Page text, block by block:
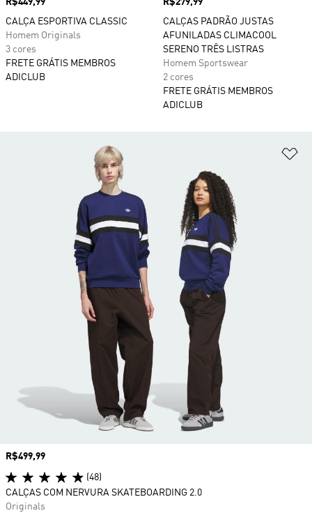
Preço
R$449,99
CALÇA ESPORTIVA CLASSIC
Homem Originals
3 cores
FRETE GRÁTIS MEMBROS
ADICLUB
Preço
R$279,99
CALÇAS PADRÃO JUSTAS
AFUNILADAS CLIMACOOL
SERENO TRÊS LISTRAS
Homem Sportswear
2 cores
FRETE GRÁTIS MEMBROS
ADICLUB
Preço
R$499,99
(48)
CALÇAS COM NERVURA SKATEBOARDING 2.0
Originals